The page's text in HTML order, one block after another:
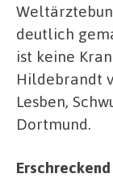
deutlich
ist keine
Hildebrandt
Lesben,
Dortmund.